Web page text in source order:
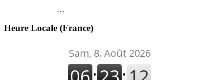
…
Heure Locale (France)